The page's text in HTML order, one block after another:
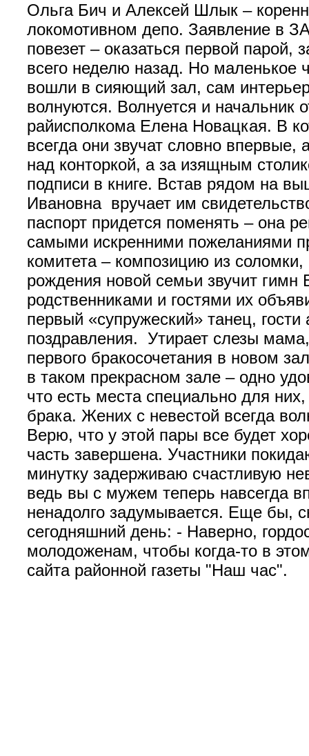
Ольга Бич и Алексей Шлык –
локомотивном депо. Заявление в
повезет – оказаться первой
всего неделю назад. Но
вошли в сияющий зал, сам
волнуются. Волнуется и начальник
райисполкома Елена Новацкая. В
всегда они звучат словно
над конторкой, а за изящным
подписи в книге. Встав рядом на
Ивановна вручает им
паспорт придется поменять – она
самыми искренними пожеланиями
комитета – композицию из
рождения новой семьи звучит
родственниками и гостями их
первый «супружеский» танец,
поздравления. Утирает слезы
первого бракосочетания в новом
в таком прекрасном зале – одно
что есть места специально для
брака. Жених с невестой всегда
Верю, что у этой пары все будет
часть завершена. Участники
минутку задерживаю счастливую
ведь вы с мужем теперь навсегда
ненадолго задумывается. Еще бы,
сегодняшний день: - Наверно,
молодоженам, чтобы когда-то в
сайта районной газеты "Наш час".